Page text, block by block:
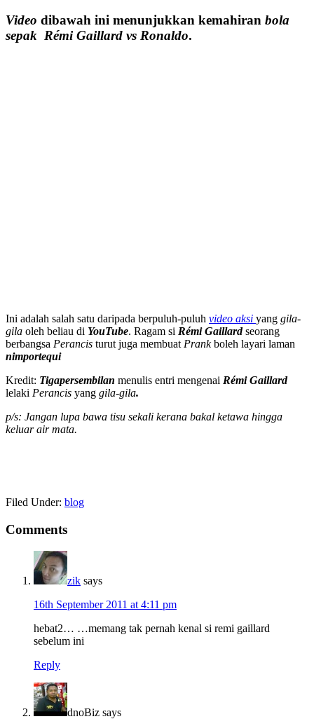
Video dibawah ini menunjukkan kemahiran bola
sepak Rémi Gaillard vs Ronaldo.
Ini adalah salah satu daripada berpuluh-puluh video aksi yang gila-
gila oleh beliau di YouTube. Ragam si Rémi Gaillardseorang
berbangsa Perancis turut juga membuat Prankboleh layari laman
nimportequi
Kredit: Tigapersembilan menulis entri mengenai Rémi Gaillard
lelaki Perancis yang gila-gila.
p/s: Jangan lupa bawa tisu sekali kerana bakal ketawa hingga
keluar air mata.
Filed Under: blog
Reader
Interactions
Comments
zik says
16th September 2011 at 4:11 pm
hebat2… …memang tak pernah kenal si remi gaillard
sebelum ini
Reply
dnoBiz says